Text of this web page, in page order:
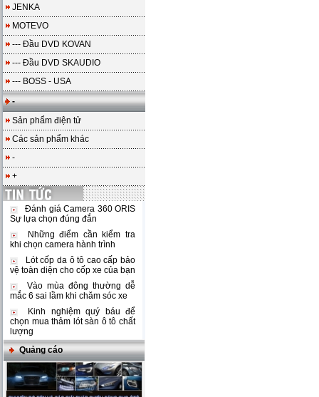
JENKA
MOTEVO
--- Đầu DVD KOVAN
--- Đầu DVD SKAUDIO
--- BOSS - USA
-
Sản phẩm điện tử
Các sản phẩm khác
-
+
Đánh giá Camera 360 ORIS
Sự lựa chọn đúng đắn
Những điểm cần kiểm tra
khi chọn camera hành trình
Lót cốp da ô tô cao cấp bảo
vệ toàn diện cho cốp xe của bạn
Vào mùa đông thường dễ
mắc 6 sai lầm khi chăm sóc xe
Kinh nghiệm quý báu để
chọn mua thảm lót sàn ô tô chất
lượng
Quảng cáo